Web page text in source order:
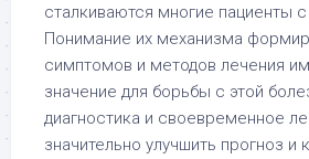
сталкиваются многие пациенты
Понимание их механизма
симптомов и методов лечения
значение для борьбы с этой
диагностика и своевременное
значительно улучшить прогноз и